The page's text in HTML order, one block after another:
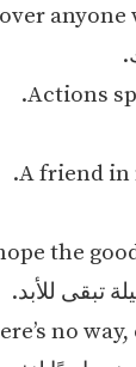
anyone
Actions
A friend in
the
تبقى للأبد.
no